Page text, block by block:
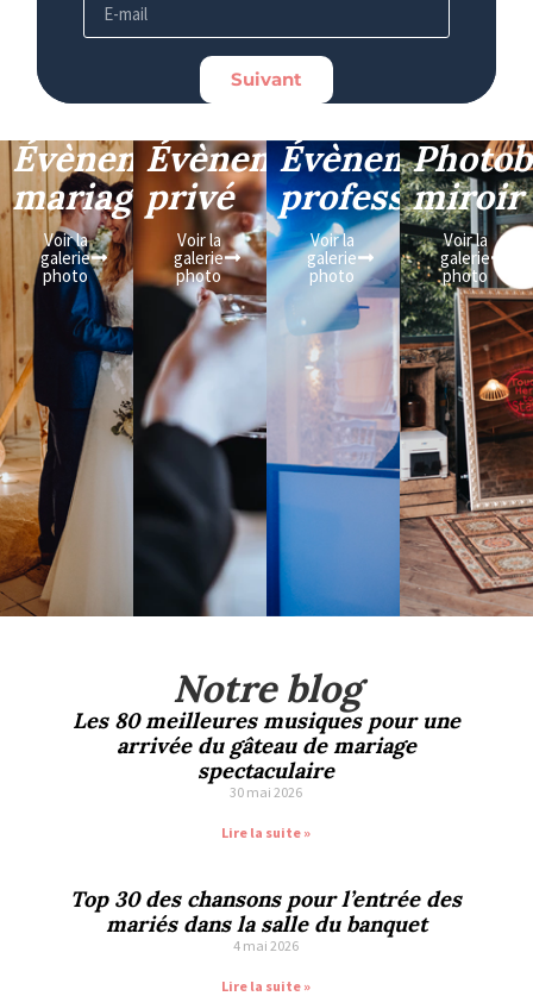
Suivant
Évènement
mariage
Voir la
galerie
photo
Évènement
privé
Voir la
galerie
photo
Évènement
professionnel
Voir la
galerie
photo
miroir
Voir la
galerie
photo
Notre blog
Les 80 meilleures musiques pour une
arrivée du gâteau de mariage
spectaculaire
30 mai 2026
Lire la suite »
Top 30 des chansons pour l’entrée des
mariés dans la salle du banquet
4 mai 2026
Lire la suite »